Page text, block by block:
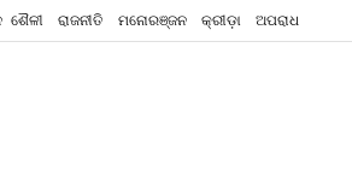
ଶୈଳୀ ରାଜନୀତି ମନୋରଞ୍ଜନ କ୍ରୀଡ଼ା ଅପରାଧ